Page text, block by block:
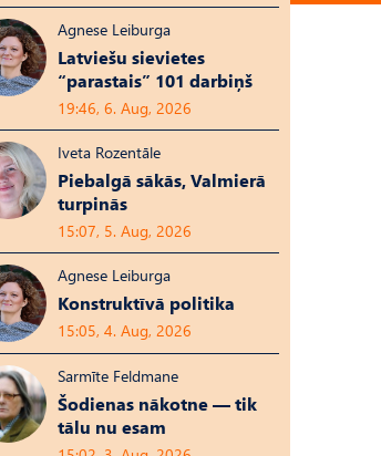
Agnese Leiburga
Latviešu sievietes
“parastais” 101 darbiņš
19:46, 6. Aug, 2026
Iveta Rozentāle
Piebalgā sākās, Valmierā
turpinās
15:07, 5. Aug, 2026
Agnese Leiburga
Konstruktīvā politika
15:05, 4. Aug, 2026
Sarmīte Feldmane
Šodienas nākotne — tik
tālu nu esam